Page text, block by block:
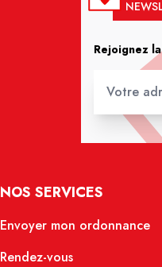
Rejoignez
NOS SERVICES
Envoyer mon ordonnance
Rendez-vous